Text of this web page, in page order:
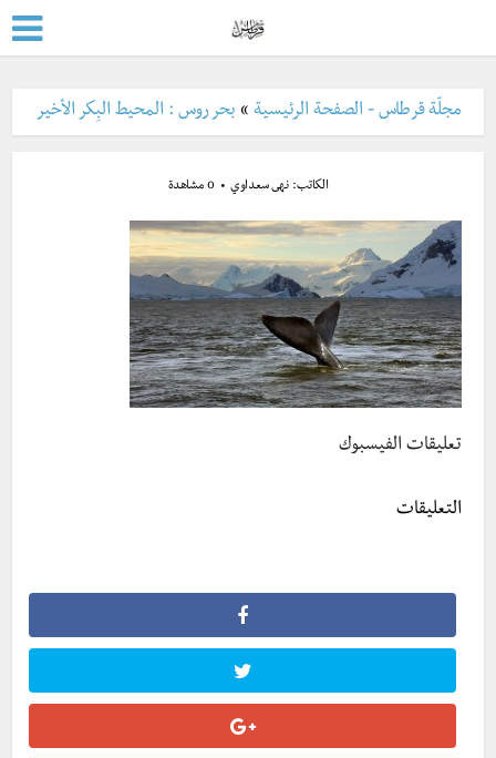
مجلّة قرطاس - الصفحة الرئيسية » بحر روس : المحيط البِكر الأخير
الكاتب:نهى سعداوي 0 مشاهدة
تعليقات الفيسبوك
التعليقات